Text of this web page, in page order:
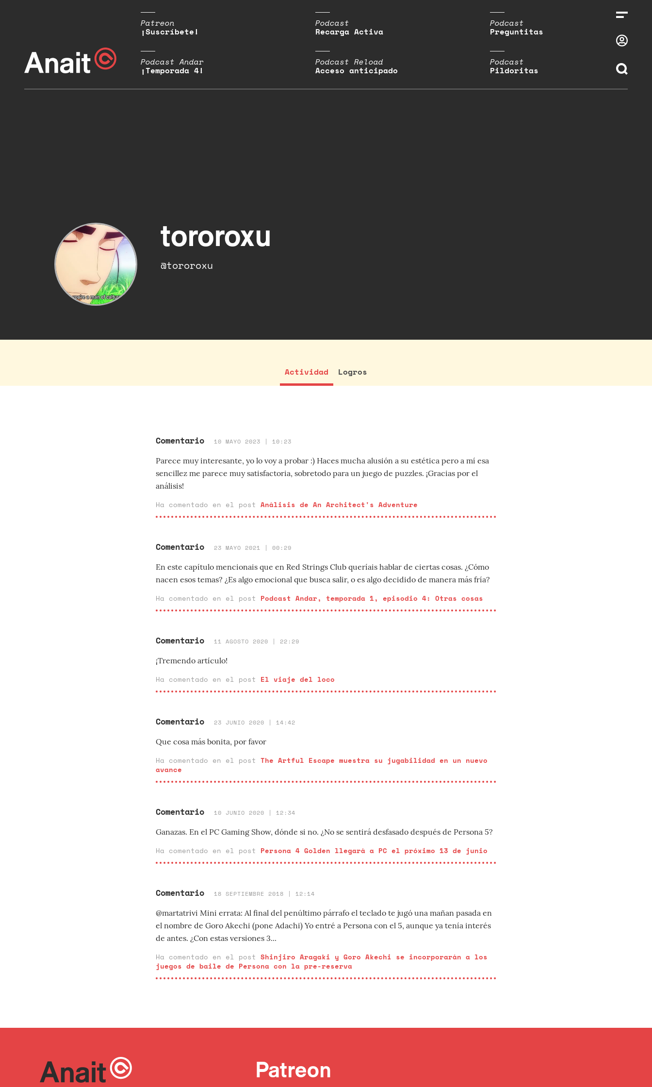
Patreon
¡Suscríbete!
Podcast
Recarga Activa
Podcast
Preguntitas
Podcast Andar
¡Temporada 4!
Podcast Reload
Acceso anticipado
Podcast
Pildoritas
tororoxu
@tororoxu
Actividad Logros
Comentario 10 MAYO 2023 | 10:23
Parece muy interesante, yo lo voy a probar :) Haces mucha alusión a su estética pero a mí esa
sencillez me parece muy satisfactoria, sobretodo para un juego de puzzles. ¡Gracias por el
análisis!
Ha comentado en el post Análisis de An Architect's Adventure
Comentario 23 MAYO 2021 | 00:29
En este capítulo mencionais que en Red Strings Club queríais hablar de ciertas cosas. ¿Cómo
nacen esos temas? ¿Es algo emocional que busca salir, o es algo decidido de manera más fría?
Ha comentado en el post Podcast Andar, temporada 1, episodio 4: Otras cosas
Comentario 11 AGOSTO 2020 | 22:29
¡Tremendo artículo!
Ha comentado en el post El viaje del loco
Comentario 23 JUNIO 2020 | 14:42
Que cosa más bonita, por favor
Ha comentado en el post The Artful Escape muestra su jugabilidad en un nuevo
avance
Comentario 10 JUNIO 2020 | 12:34
Ganazas. En el PC Gaming Show, dónde si no. ¿No se sentirá desfasado después de Persona 5?
Ha comentado en el post Persona 4 Golden llegará a PC el próximo 13 de junio
Comentario 18 SEPTIEMBRE 2018 | 12:14
@martatrivi Mini errata: Al final del penúltimo párrafo el teclado te jugó una mañan pasada en
el nombre de Goro Akechi (pone Adachi) Yo entré a Persona con el 5, aunque ya tenía interés
de antes. ¿Con estas versiones 3...
Ha comentado en el post Shinjiro Aragaki y Goro Akechi se incorporarán a los
juegos de baile de Persona con la pre-reserva
Patreon